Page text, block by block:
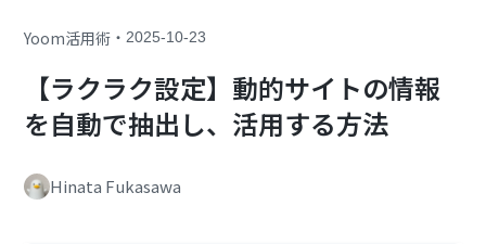
Yoom活用術 ・2025-10-23
【ラクラク設定】動的サイトの情報
を自動で抽出し、活用する方法
Hinata Fukasawa